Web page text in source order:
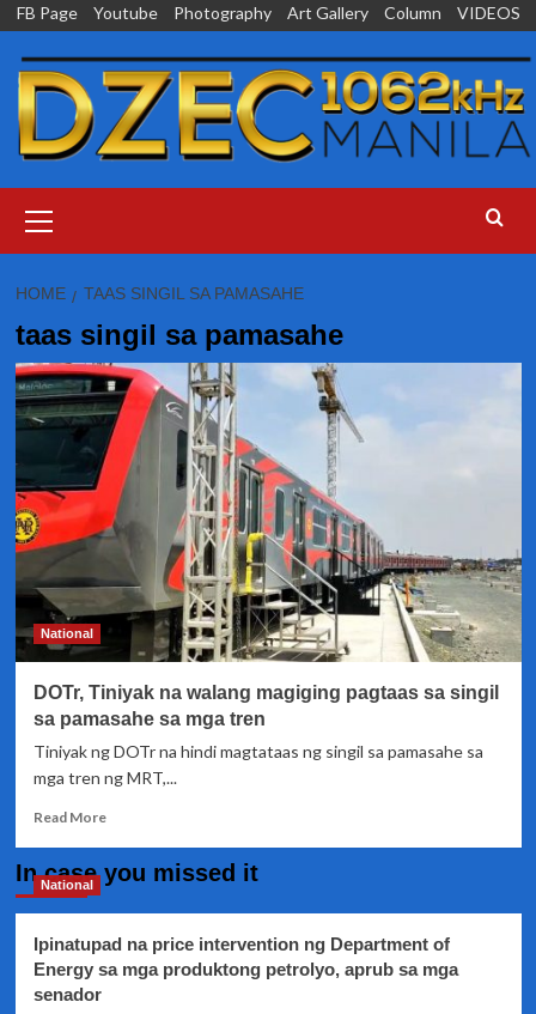
Skip
content
FB Page Youtube Photography Art Gallery Column VIDEOS
Menu
HOME TAAS SINGIL SA PAMASAHE
taas singil sa pamasahe
National
DOTr, Tiniyak na walang magiging pagtaas sa singil
sa pamasahe sa mga tren
Tiniyak ng DOTr na hindi magtataas ng singil sa pamasahe sa
mga tren ng MRT,...
Read MoreRead
DOTr,
walang
magiging
In case you missed it
National
Ipinatupad na price intervention ng Department of
Energy sa mga produktong petrolyo, aprub sa mga
senador